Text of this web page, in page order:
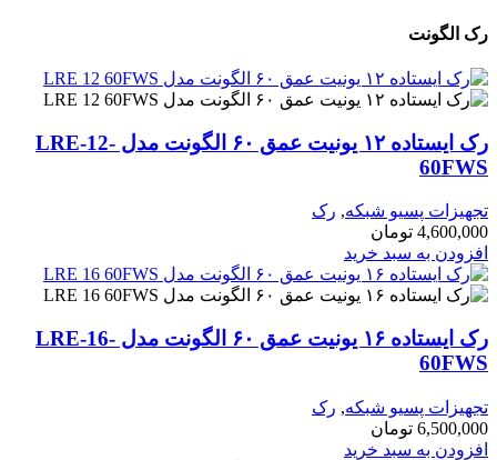
رک ایستاده ۱۲ یونیت عمق ۶۰ الگونت مدل LRE-12-
پسیو شبکه, رک
تومان
به سبد خرید
رک ایستاده ۱۶ یونیت عمق ۶۰ الگونت مدل LRE-16-
پسیو شبکه, رک
تومان
به سبد خرید